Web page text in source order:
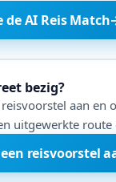
de AI Reis Match
bezig?
aan en
uitgewerkte route
reisvoorstel